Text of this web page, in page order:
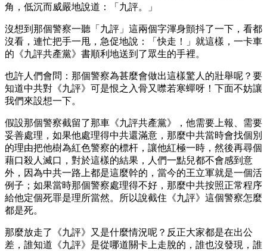
角，低沉而威嚴地說道：「九評。」
沒想到那個警察一聽「九評」這兩個字渾身顫抖了一下，看都
沒看，連忙把手一甩，急促地說：「快走！」就這樣，一卡車
的《九評共產黨》書順利地送到了眾生的手裡。
也許人們會問：那個警察為甚麼會做出這樣驚人的壯舉呢？要
知道中共對《九評》可是恨之入骨又噤若寒蟬呀！下面不妨讓
我們來設想一下。
假設那個警察截留了那車《九評共產黨》，他需要上報、需要
妥善處理，如果他處理得中共還滿意，那麼中共當時會找個別
的理由把他樹為紅色警察的標杆，讓他紅極一時，然後再尋個
藉口殺人滅口，對於這樣的結果，人們一點兒都不會感到意
外，因為中共一路上都是這麼幹的，當今的王立軍就是一個活
例子；如果當時那個警察處理得不好，那麼中共按照正常程序
給他定個死罪是理所當然。所以說截住《九評》這個警察怎麼
都是死。
那麼放走了《九評》又是什麼情況呢？反正大家都是在出公
差，誰知道《九評》是從哪道關卡上走脫的，誰也沒發現，誰